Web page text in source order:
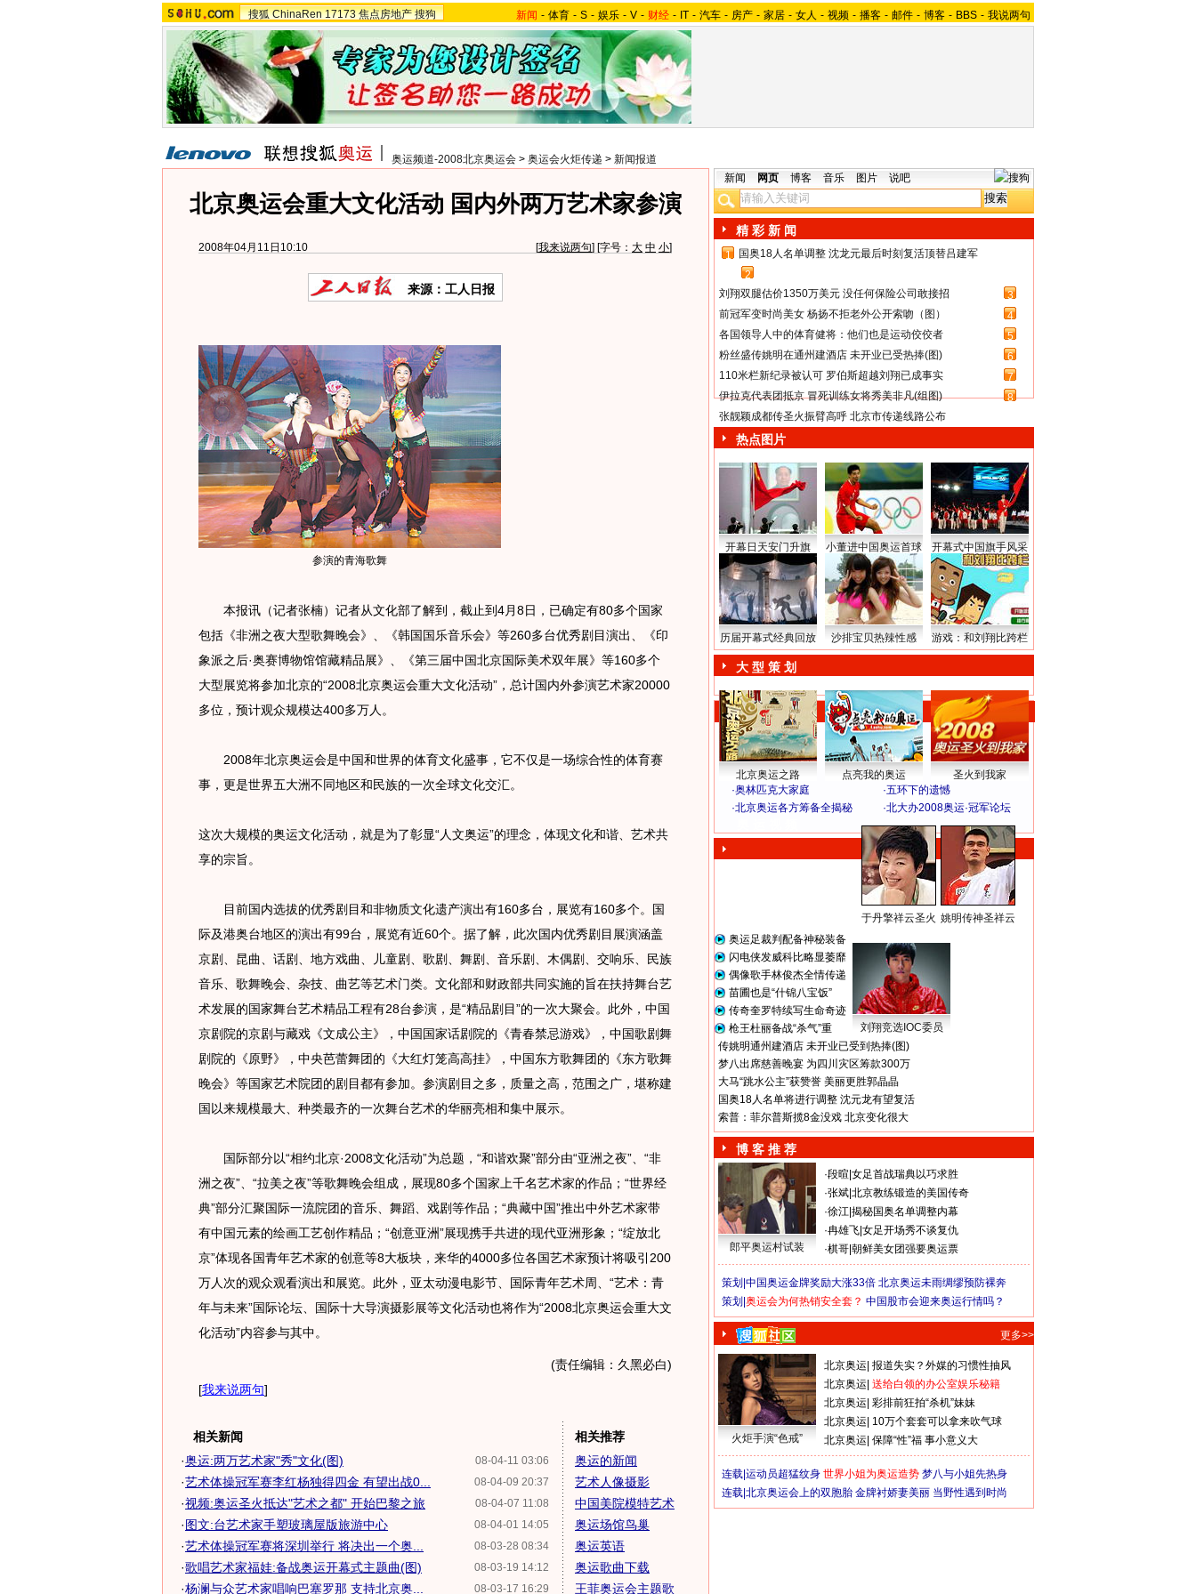
搜狐 ChinaRen 17173 焦点房地产 搜狗 新闻 - 体育 - S - 娱乐 - V - 财经 - IT - 汽车 - 房产 - 家居 - 女人 - 视频 - 播客 - 邮件 - 博客 - BBS - 我说两句
奥运频道-2008北京奥运会 > 奥运会火炬传递 > 新闻报道
北京奥运会重大文化活动 国内外两万艺术家参演
2008年04月11日10:10 [我来说两句] [字号： 大 中 小]
来源：工人日报
参演的青海歌舞
本报讯（记者张楠）记者从文化部了解到，截止到4月8日，已确定有80多个国家
包括《非洲之夜大型歌舞晚会》、《韩国国乐音乐会》等260多台优秀剧目演出、《印
象派之后·奥赛博物馆馆藏精品展》、《第三届中国北京国际美术双年展》等160多个
大型展览将参加北京的“2008北京奥运会重大文化活动”，总计国内外参演艺术家20000
多位，预计观众规模达400多万人。
2008年北京奥运会是中国和世界的体育文化盛事，它不仅是一场综合性的体育赛
事，更是世界五大洲不同地区和民族的一次全球文化交汇。
这次大规模的奥运文化活动，就是为了彰显“人文奥运”的理念，体现文化和谐、艺术共
享的宗旨。
目前国内选拔的优秀剧目和非物质文化遗产演出有160多台，展览有160多个。国
际及港奥台地区的演出有99台，展览有近60个。据了解，此次国内优秀剧目展演涵盖
京剧、昆曲、话剧、地方戏曲、儿童剧、歌剧、舞剧、音乐剧、木偶剧、交响乐、民族
音乐、歌舞晚会、杂技、曲艺等艺术门类。文化部和财政部共同实施的旨在扶持舞台艺
术发展的国家舞台艺术精品工程有28台参演，是“精品剧目”的一次大聚会。此外，中国
京剧院的京剧与藏戏《文成公主》，中国国家话剧院的《青春禁忌游戏》，中国歌剧舞
剧院的《原野》，中央芭蕾舞团的《大红灯笼高高挂》，中国东方歌舞团的《东方歌舞
晚会》等国家艺术院团的剧目都有参加。参演剧目之多，质量之高，范围之广，堪称建
国以来规模最大、种类最齐的一次舞台艺术的华丽亮相和集中展示。
国际部分以“相约北京·2008文化活动”为总题，“和谐欢聚”部分由“亚洲之夜”、“非
洲之夜”、“拉美之夜”等歌舞晚会组成，展现80多个国家上千名艺术家的作品；“世界经
典”部分汇聚国际一流院团的音乐、舞蹈、戏剧等作品；“典藏中国”推出中外艺术家带
有中国元素的绘画工艺创作精品；“创意亚洲”展现携手共进的现代亚洲形象；“绽放北
京”体现各国青年艺术家的创意等8大板块，来华的4000多位各国艺术家预计将吸引200
万人次的观众观看演出和展览。此外，亚太动漫电影节、国际青年艺术周、“艺术：青
年与未来”国际论坛、国际十大导演摄影展等文化活动也将作为“2008北京奥运会重大文
化活动”内容参与其中。
(责任编辑：久黑必白)
[我来说两句]
相关新闻
08-04-11 03:06
·奥运:两万艺术家"秀"文化(图)
08-04-09 20:37
·艺术体操冠军赛李红杨独得四金 有望出战0...
08-04-07 11:08
·视频:奥运圣火抵达"艺术之都" 开始巴黎之旅
08-04-01 14:05
·图文:台艺术家手塑玻璃屋版旅游中心
08-03-28 08:34
·艺术体操冠军赛将深圳举行 将决出一个奥...
08-03-19 14:12
·歌唱艺术家福娃:备战奥运开幕式主题曲(图)
08-03-17 16:29
·杨澜与众艺术家唱响巴塞罗那 支持北京奥...
相关推荐
奥运的新闻
艺术人像摄影
中国美院模特艺术
奥运场馆鸟巢
奥运英语
奥运歌曲下载
王菲奥运会主题歌
新闻 网页 博客 音乐 图片 说吧
精 彩 新 闻
1
国奥18人名单调整 沈龙元最后时刻复活顶替吕建军
2
刘翔双腿估价1350万美元 没任何保险公司敢接招
3
前冠军变时尚美女 杨扬不拒老外公开索吻（图）
4
各国领导人中的体育健将：他们也是运动佼佼者
5
粉丝盛传姚明在通州建酒店 未开业已受热捧(图)
6
110米栏新纪录被认可 罗伯斯超越刘翔已成事实
7
伊拉克代表团抵京 冒死训练女将秀美非凡(组图)
8
张靓颖成都传圣火振臂高呼 北京市传递线路公布
热点图片
开幕日天安门升旗 小董进中国奥运首球 开幕式中国旗手风采
历届开幕式经典回放 沙排宝贝热辣性感 游戏：和刘翔比跨栏
大 型 策 划
北京奥运之路 点亮我的奥运
圣火到我家
·奥林匹克大家庭 ·五环下的遗憾
·北京奥运各方筹备全揭秘 ·北大办2008奥运·冠军论坛
于丹擎祥云圣火 姚明传神圣祥云
奥运足裁判配备神秘装备
闪电侠发威科比略显萎靡
偶像歌手林俊杰全情传递
苗圃也是“什锦八宝饭”
传奇奎罗特续写生命奇迹
枪王杜丽备战“杀气”重
刘翔竞选IOC委员
传姚明通州建酒店 未开业已受到热捧(图)
梦八出席慈善晚宴 为四川灾区筹款300万
大马“跳水公主”获赞誉 美丽更胜郭晶晶
国奥18人名单将进行调整 沈元龙有望复活
索普：菲尔普斯揽8金没戏 北京变化很大
博 客 推 荐
郎平奥运村试装
·段暄 女足首战瑞典以巧求胜
·张斌 北京教练锻造的美国传奇
·徐江 揭秘国奥名单调整内幕
·冉雄飞 女足开场秀不谈复仇
·棋哥 朝鲜美女团强要奥运票
策划| 中国奥运金牌奖励大涨33倍 北京奥运未雨绸缪预防裸奔
策划| 奥运会为何热销安全套？ 中国股市会迎来奥运行情吗？
更多>>
火炬手演“色戒”
北京奥运 报道失实？外媒的习惯性抽风
北京奥运 送给白领的办公室娱乐秘籍
北京奥运 彩排前狂拍“杀机”妹妹
北京奥运 10万个套套可以拿来吹气球
北京奥运 保障“性”福 事小意义大
连载| 运动员超猛纹身 世界小姐为奥运造势 梦八与小姐先热身
连载| 北京奥运会上的双胞胎 金牌衬娇妻美丽 当野性遇到时尚